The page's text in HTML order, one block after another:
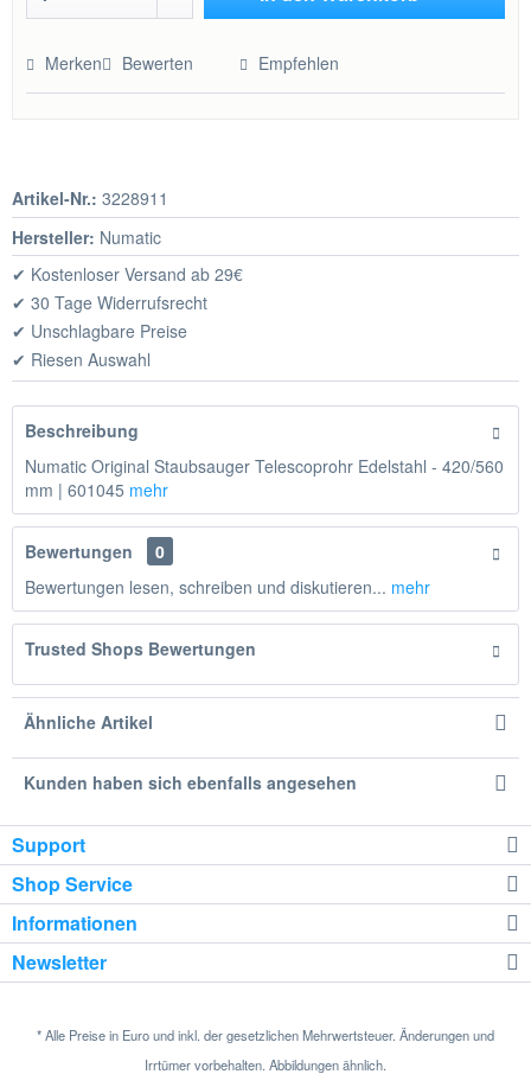
Merken Bewerten Empfehlen
Artikel-Nr.: 3228911
Hersteller: Numatic
✔ Kostenloser Versand ab 29€
✔ 30 Tage Widerrufsrecht
✔ Unschlagbare Preise
✔ Riesen Auswahl
Beschreibung
Numatic Original Staubsauger Telescoprohr Edelstahl - 420/560
mm | 601045 mehr
Bewertungen
0
Bewertungen lesen, schreiben und diskutieren... mehr
Trusted Shops Bewertungen
Ähnliche Artikel
Kunden haben sich ebenfalls angesehen
Support
Shop Service
Informationen
Newsletter
* Alle Preise in Euro und inkl. der gesetzlichen Mehrwertsteuer. Änderungen und
Irrtümer vorbehalten. Abbildungen ähnlich.